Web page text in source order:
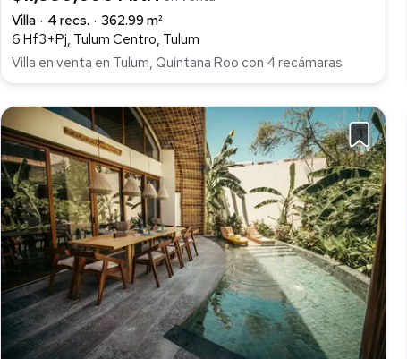
Villa
4 recs.
362.99 m²
6 Hf3+Pj, Tulum Centro, Tulum
Villa en venta en Tulum, Quintana Roo con 4 recámaras